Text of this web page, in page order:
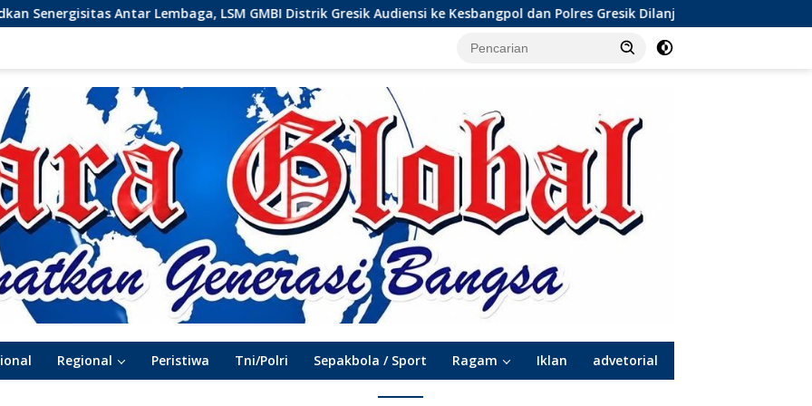
Antar Lembaga, LSM GMBI Distrik Gresik Audiensi ke Kesbangpol dan Polres Gresik Dilanjutkan Giat Sosial Santunan Anak
Regional Peristiwa Tni/Polri Sepakbola / Sport Ragam Iklan advetorial